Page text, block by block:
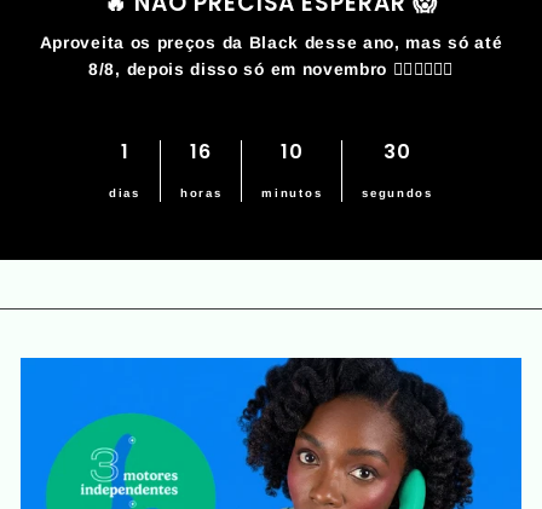
Aproveita os preços da Black desse ano, mas só até
8/8, depois disso só em novembro 🏃‍♀️🏃‍♀️🏃‍♀️
1
dias
16
horas
10
minutos
29
segundos